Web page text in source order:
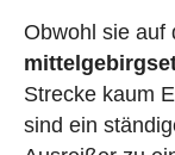
Obwohl sie auf
Strecke kaum
sind ein